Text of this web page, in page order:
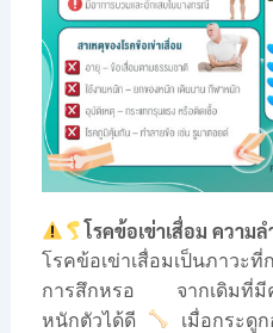
โรคข้อเข่าเสื่อม ความ
โรคข้อเข่าเสื่อมเป็นภาวะ
การสึกหรอ จากเดิมที่มีค
หนักตัวได้ดี
เมื่อกระดู